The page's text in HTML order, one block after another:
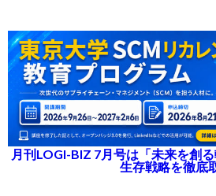
月刊LOGI-BIZ 7月号は「未来を創
生存戦略を徹底